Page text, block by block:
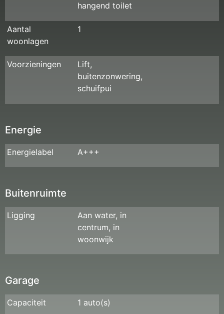
hangend toilet
Aantal
woonlagen
1
Voorzieningen
Lift,
buitenzonwering,
schuifpui
Energie
Energielabel A+++
Buitenruimte
Ligging
Aan water, in
centrum, in
woonwijk
Garage
Capaciteit 1 auto(s)